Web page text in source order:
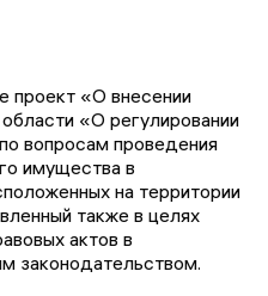
проект «О внесении
«О регулировании
вопросам проведения
имущества в
на территории
также в целях
актов в
законодательством.